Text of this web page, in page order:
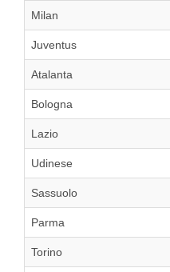
Milan
Juventus
Atalanta
Bologna
Lazio
Udinese
Sassuolo
Parma
Torino